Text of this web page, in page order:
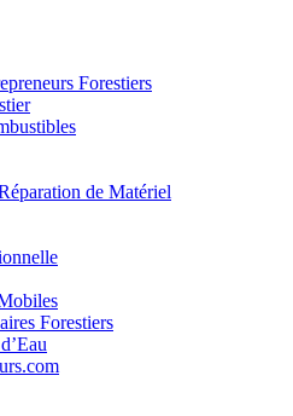
Forestiers
de Matériel
Forestiers